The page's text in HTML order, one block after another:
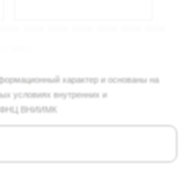
характер и основаны на
условиях внутренних и
ФНЦ ВНИИМК